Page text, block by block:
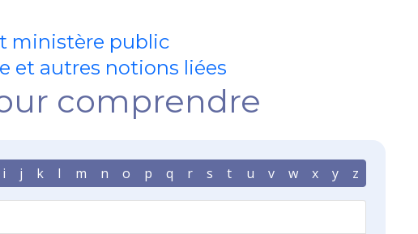
ministère public
et autres notions liées
comprendre
i j k l m n o p q r s t u v w x y z